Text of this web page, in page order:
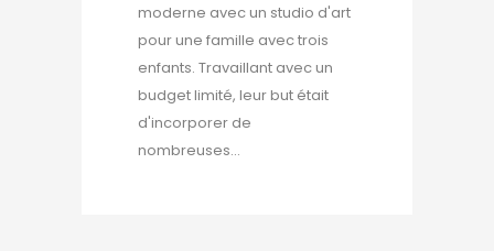
moderne avec un studio d'art
pour une famille avec trois
enfants. Travaillant avec un
budget limité, leur but était
d'incorporer de
nombreuses...